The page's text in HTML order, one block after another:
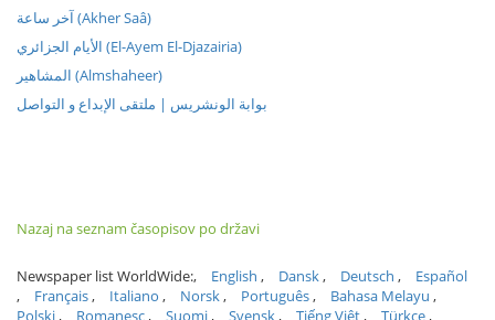
آخر ساعة (Akher Saâ)
الأيام الجزائري (El-Ayem El-Djazairia)
المشاهير (Almshaheer)
بوابة الونشريس | ملتقى الإبداع و التواصل
Nazaj na seznam časopisov po državi
Newspaper list WorldWide: English Dansk Deutsch
Español
Français
Italiano Norsk Português
Bahasa Melayu
Polski
Romanesc Suomi Svensk Tiếng Việt Türkçe